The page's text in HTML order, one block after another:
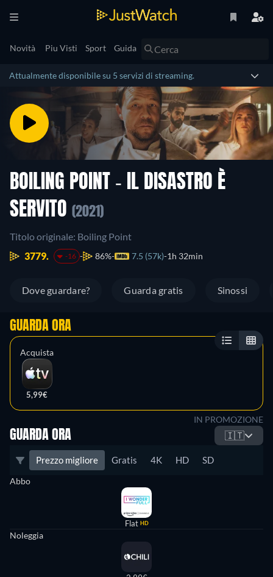
Novità Piu Visti Sport Guida
Attualmente disponibile su 5 servizi di streaming.
BOILING POINT - IL DISASTRO È
SERVITO (2021)
Titolo originale: Boiling Point
3779.
-16 86% 7.5 (57k) 1h 32min
Dove guardare? Guarda gratis Sinossi
GUARDA ORA
Acquista
5,99€
IN PROMOZIONE
GUARDA ORA 🇮🇹
Prezzo migliore Gratis 4K HD SD
Abbo
Flat HD
Noleggia